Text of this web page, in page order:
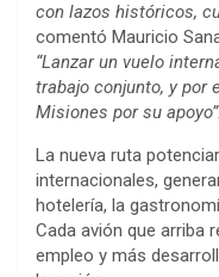
con lazos históricos,
comentó Mauricio
“Lanzar un vuelo
trabajo conjunto, y por
Misiones por su apoyo”.
La nueva ruta
internacionales,
hotelería, la
Cada avión que arriba
empleo y más